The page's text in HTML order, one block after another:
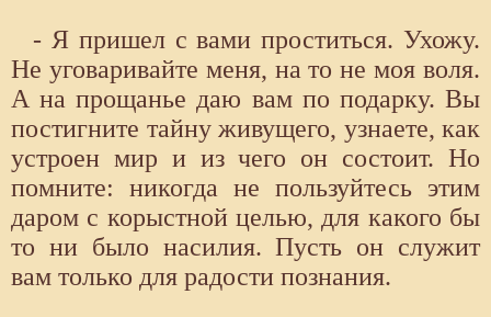
- Я пришел с вами проститься. Ухожу.
Не уговаривайте меня, на то не моя воля.
А на прощанье даю вам по подарку. Вы
постигните тайну живущего, узнаете, как
устроен мир и из чего он состоит. Но
помните: никогда не пользуйтесь этим
даром с корыстной целью, для какого бы
то ни было насилия. Пусть он служит
вам только для радости познания.